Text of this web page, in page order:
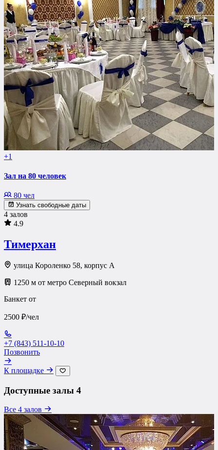
+1
Зал на 80 человек
80 чел
Узнать свободные даты
4 залов
4.9
Тимерхан
улица Короленко 58, корпус А
1250 м от метро Северный вокзал
Банкет от
2500 ₽/чел
+7 (843) 511-10-10
Позвонить
К площадке
Доступные залы 4
Все 4 залов